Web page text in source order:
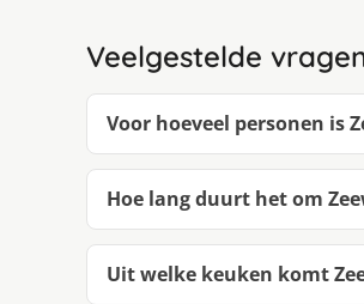
Veelgestelde
Voor hoeveel personen is
Hoe lang duurt het om
Uit welke keuken komt